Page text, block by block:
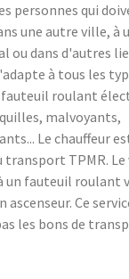
personnes qui
une autre ville, à
ou dans d'autres
à tous les
fauteuil roulant
malvoyants,
Le chauffeur
TPMR. Le
un fauteuil roulant
ascenseur. Ce
les bons de